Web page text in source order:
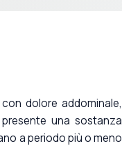
dolore addominale,
una sostanza
a periodo più o meno